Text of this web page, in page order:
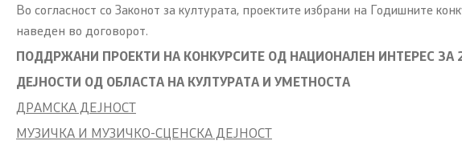
Во согласност со Законот за културата, проектите избрани на Годишните
наведен во договорот.
ПОДДРЖАНИ ПРОЕКТИ НА КОНКУРСИТЕ ОД НАЦИОНАЛЕН ИНТЕРЕС ЗА
ДЕЈНОСТИ ОД ОБЛАСТА НА КУЛТУРАТА И УМЕТНОСТА
ДРАМСКА ДЕЈНОСТ
МУЗИЧКА И МУЗИЧКО-СЦЕНСКА ДЕЈНОСТ